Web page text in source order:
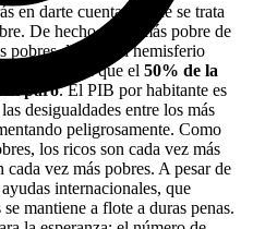
en darte cuenta de que se trata
De hecho, es el más pobre de
pobres de todo el hemisferio
estiman que el 50% de la
el paro. El PIB por habitante es
desigualdades entre los más
peligrosamente. Como
los ricos son cada vez más
vez más pobres. A pesar de
internacionales, que
mantiene a flote a duras penas.